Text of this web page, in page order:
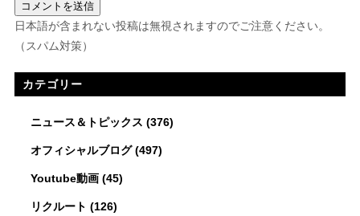
日本語が含まれない投稿は無視されますのでご注意ください。
（スパム対策）
カテゴリー
ニュース＆トピックス (376)
オフィシャルブログ(497)
Youtube動画(45)
リクルート (126)